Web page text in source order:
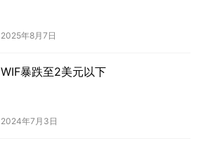
2025年8月7日
WIF暴跌至2美元以下
2024年7月3日